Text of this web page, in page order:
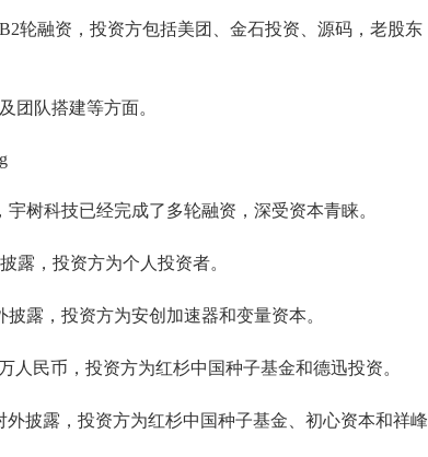
轮融资，投资方包括美团、金石投资、源码，老股东
团队搭建等方面。
宇树科技已经完成了多轮融资，深受资本青睐。
露，投资方为个人投资者。
露，投资方为安创加速器和变量资本。
人民币，投资方为红杉中国种子基金和德迅投资。
披露，投资方为红杉中国种子基金、初心资本和祥峰